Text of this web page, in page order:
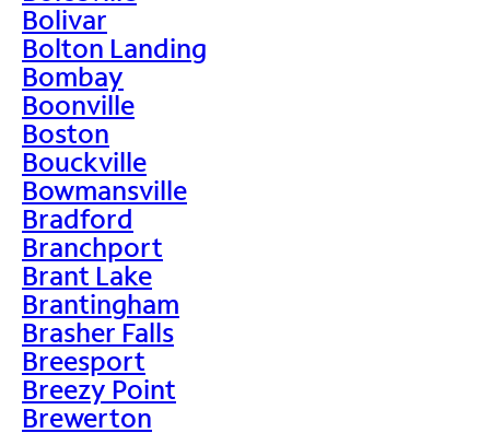
Bolivar
Bolton Landing
Bombay
Boonville
Boston
Bouckville
Bowmansville
Bradford
Branchport
Brant Lake
Brantingham
Brasher Falls
Breesport
Breezy Point
Brewerton